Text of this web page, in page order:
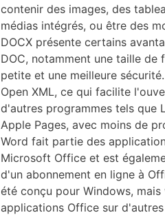
contenir des images, des
médias intégrés, ou être des
DOCX présente certains
DOC, notamment une taille de
petite et une meilleure
Open XML, ce qui facilite
d'autres programmes tels que
Apple Pages, avec moins de
Word fait partie des
Microsoft Office et est
d'un abonnement en ligne à
été conçu pour Windows,
applications Office sur